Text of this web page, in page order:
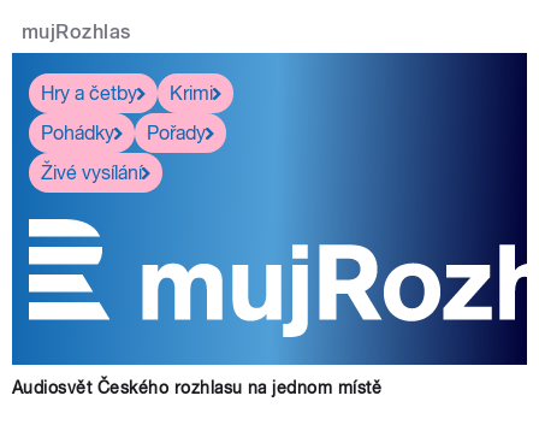
mujRozhlas
Hry a četby
Krimi
Pohádky
Pořady
Živé vysílání
Audiosvět Českého rozhlasu na jednom místě